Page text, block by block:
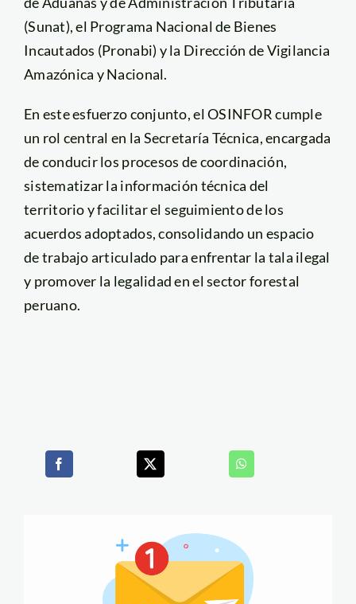
(Sunat), el Programa Nacional de Bienes
Incautados (Pronabi) y la Dirección de Vigilancia
Amazónica y Nacional.
En este esfuerzo conjunto, el OSINFOR cumple
un rol central en la Secretaría Técnica, encargada
de conducir los procesos de coordinación,
sistematizar la información técnica del
territorio y facilitar el seguimiento de los
acuerdos adoptados, consolidando un espacio
de trabajo articulado para enfrentar la tala ilegal
y promover la legalidad en el sector forestal
peruano.